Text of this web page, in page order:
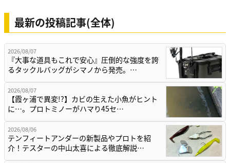
最新の投稿記事(全体)
2026/08/07
『大事な道具もこれで安心』圧倒的な強度を誇
るタックルバッグがシマノから発売。…
2026/08/07
【霞ヶ浦で異変!?】カビの生えた小魚がヒント
に…。プロトミノーがハマり45セ…
2026/08/06
テンフィートアンダーの新製品やプロトを紹
介！テスターの中山太喜による徹底解説…